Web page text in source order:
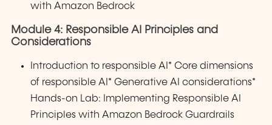
with Amazon Bedrock
Module 4: Responsible AI Principles and
Considerations
Introduction to responsible AI* Core dimensions
of responsible AI* Generative AI considerations*
Hands-on Lab: Implementing Responsible AI
Principles with Amazon Bedrock Guardrails